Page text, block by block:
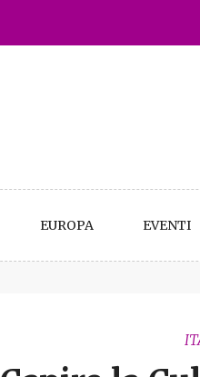
EUROPA EVENTI